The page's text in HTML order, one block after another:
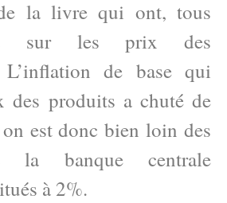
la livre qui ont, tous
sur les prix des
L’inflation de base qui
des produits a chuté de
est donc bien loin des
la banque centrale
à 2%.